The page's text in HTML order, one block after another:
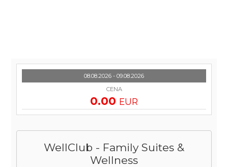
WellClub - Family Suites &
Wellness
08.08.2026 - 09.08.2026
CENA
0.00 EUR